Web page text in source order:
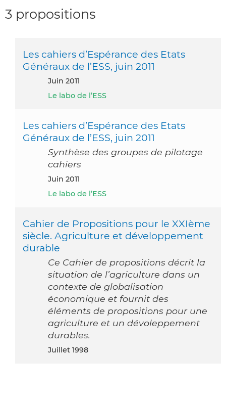
3 propositions
Les cahiers d’Espérance des Etats
Généraux de l’ESS, juin 2011
juin 2011
Le labo de l’ESS
Les cahiers d’Espérance des Etats
Généraux de l’ESS, juin 2011
Synthèse des groupes de pilotage
cahiers
juin 2011
Le labo de l’ESS
Cahier de Propositions pour le XXIème
siècle. Agriculture et développement
durable
Ce Cahier de propositions décrit la
situation de l’agriculture dans un
contexte de globalisation
économique et fournit des
éléments de propositions pour une
agriculture et un dévoleppement
durables.
juillet 1998